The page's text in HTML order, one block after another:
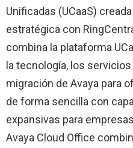
Unificadas (UCaaS)
estratégica con
combina la plataforma
la tecnología, los
migración de Avaya para
de forma sencilla con
expansivas para
Avaya Cloud Office